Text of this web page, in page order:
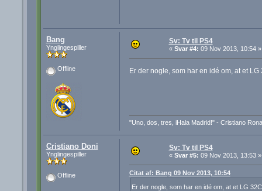
Bang
Ynglingespiller
Offline
Sv: Tv til PS4
« Svar #4: 09 Nov 2013, 10:54 »
Er der nogle, som har en idé om, at et
"Uno, dos, tres, iHala Madrid!" - Cristiano
Cristiano Doni
Ynglingespiller
Offline
Sv: Tv til PS4
« Svar #5: 09 Nov 2013, 13:53 »
Citat af: Bang 09 Nov 2013, 10:54
Er der nogle, som har en idé om, at et LG